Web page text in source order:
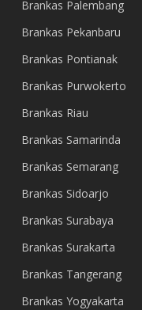
Brankas Palembang
Brankas Pekanbaru
Brankas Pontianak
Brankas Purwokerto
Brankas Riau
Brankas Samarinda
Brankas Semarang
Brankas Sidoarjo
Brankas Surabaya
Brankas Surakarta
Brankas Tangerang
Brankas Yogyakarta